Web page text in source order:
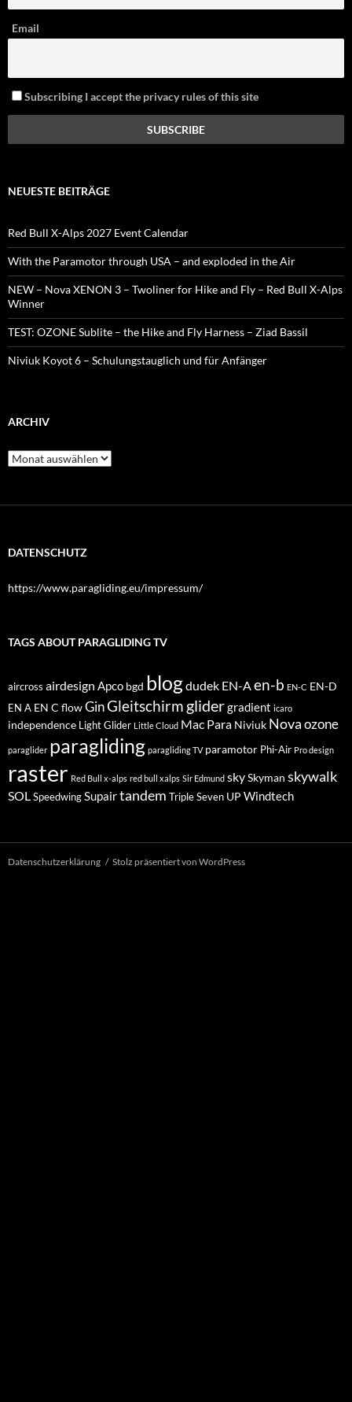
Email
Subscribing I accept the privacy rules of this site
NEUESTE BEITRÄGE
Red Bull X-Alps 2027 Event Calendar
With the Paramotor through USA – and exploded in the Air
NEW – Nova XENON 3 – Twoliner for Hike and Fly – Red Bull X-Alps
Winner
TEST: OZONE Sublite – the Hike and Fly Harness – Ziad Bassil
Niviuk Koyot 6 – Schulungstauglich und für Anfänger
ARCHIV
Archiv
DATENSCHUTZ
https://www.paragliding.eu/impressum/
TAGS ABOUT PARAGLIDING TV
aircross airdesign Apco bgd blogdudek EN-Aen-b EN-C EN-D
EN A EN C flowGinGleitschirm glidergradient icaro
independence Light Glider Little Cloud Mac Para Niviuk Nova ozone
paraglider paragliding paragliding TV paramotor Phi-Air Pro design
raster Red Bull x-alps red bull xalps Sir Edmund skySkyman skywalk
SOLSpeedwingSupairtandem Triple Seven UP Windtech
Datenschutzerklärung Stolz präsentiert von WordPress